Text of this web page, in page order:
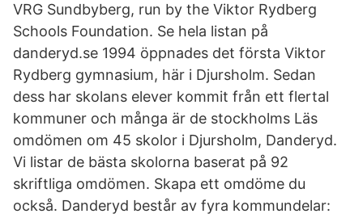
VRG Sundbyberg, run by the Viktor Rydberg
Schools Foundation. Se hela listan på
danderyd.se 1994 öppnades det första Viktor
Rydberg gymnasium, här i Djursholm. Sedan
dess har skolans elever kommit från ett flertal
kommuner och många är de stockholms Läs
omdömen om 45 skolor i Djursholm, Danderyd.
Vi listar de bästa skolorna baserat på 92
skriftliga omdömen. Skapa ett omdöme du
också. Danderyd består av fyra kommundelar: